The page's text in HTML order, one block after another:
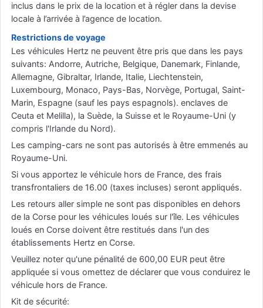
inclus dans le prix de la location et à régler dans la devise
locale à l’arrivée à l’agence de location.
Restrictions de voyage
Les véhicules Hertz ne peuvent être pris que dans les pays
suivants: Andorre, Autriche, Belgique, Danemark, Finlande,
Allemagne, Gibraltar, Irlande, Italie, Liechtenstein,
Luxembourg, Monaco, Pays-Bas, Norvège, Portugal, Saint-
Marin, Espagne (sauf les pays espagnols). enclaves de
Ceuta et Melilla), la Suède, la Suisse et le Royaume-Uni (y
compris l'Irlande du Nord).
Les camping-cars ne sont pas autorisés à être emmenés au
Royaume-Uni.
Si vous apportez le véhicule hors de France, des frais
transfrontaliers de 16.00 (taxes incluses) seront appliqués.
Les retours aller simple ne sont pas disponibles en dehors
de la Corse pour les véhicules loués sur l'île. Les véhicules
loués en Corse doivent être restitués dans l'un des
établissements Hertz en Corse.
Veuillez noter qu'une pénalité de 600,00 EUR peut être
appliquée si vous omettez de déclarer que vous conduirez le
véhicule hors de France.
Kit de sécurité: